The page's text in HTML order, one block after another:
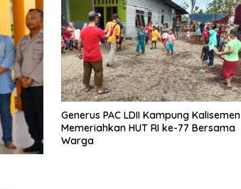
Generus PAC LDII Kampung Kalisemen
Memeriahkan HUT RI ke-77 Bersama
Warga